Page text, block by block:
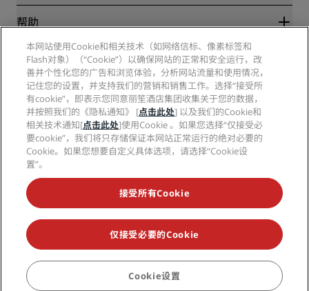
预订
体育认证酒店
家庭友好型酒店
健康与安全
工作机会 RHG
工作机会 PPHE
工作机会 EHL
The Club by RHG
发展机会
责任经营
采购
隐私中心
丽赏会条款和条件
网站使用协议
数字无障碍
现代奴隶制声明
帮助
消费者警示
联系方式
常见问题
网站地图
社交媒体
丽笙酒店集团品牌
不再错失我们最受欢迎的酒店优惠
© 2026 丽笙酒店集团.保留所有权利。RHG丽笙酒店集团、丽筠、丽芮、丽
笙、丽笙精选、丽祺、丽亭、丽柏、丽怡、Prize by Radisson、丽赏会和丽
笙会议是丽笙酒店集团的商标。
本网站使用Cookie和相关技术（如网络信标、像素标签和
Flash对象）（“Cookie”）以确保网站的正常和安全运行，改
善并个性化您的广告和浏览体验，分析网站流量和使用情况，
记住您的设置，并支持我们的营销和销售工作。选择“接受所
有cookie”，即表示您同意丽笙酒店集团收集关于您的数据，
并按照我们的《隐私通知》 [点击此处] 以及我们的Cookie和
相关技术通知[点击此处]使用Cookie 。如果您选择“仅接受必
要cookie”，我们将只存储保证本网站正常运行的绝对必要的
Cookie。如果您想要自定义具体选项，请选择“Cookie设
置”。
接受所有Cookie
仅接受必要的Cookie
Cookie设置